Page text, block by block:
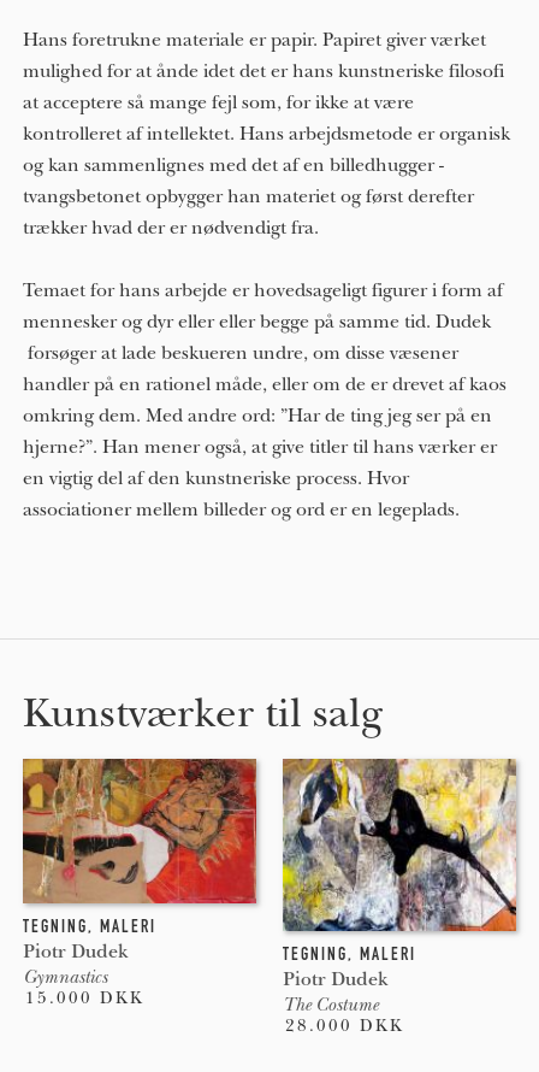
Hans foretrukne materiale er papir. Papiret giver værket
mulighed for at ånde idet det er hans kunstneriske filosofi
at acceptere så mange fejl som, for ikke at være
kontrolleret af intellektet. Hans arbejdsmetode er organisk
og kan sammenlignes med det af en billedhugger -
tvangsbetonet opbygger han materiet og først derefter
trækker hvad der er nødvendigt fra.
Temaet for hans arbejde er hovedsageligt figurer i form af
mennesker og dyr eller eller begge på samme tid. Dudek
forsøger at lade beskueren undre, om disse væsener
handler på en rationel måde, eller om de er drevet af kaos
omkring dem. Med andre ord: ”Har de ting jeg ser på en
hjerne?”. Han mener også, at give titler til hans værker er
en vigtig del af den kunstneriske process. Hvor
associationer mellem billeder og ord er en legeplads.
Kunstværker til salg
TEGNING, MALERI
Piotr Dudek
Gymnastics
15.000 DKK
TEGNING, MALERI
Piotr Dudek
The Costume
28.000 DKK